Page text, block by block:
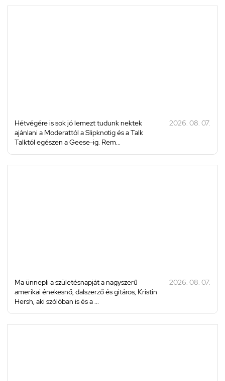
Hétvégére is sok jó lemezt tudunk nektek
ajánlani a Moderattól a Slipknotig és a Talk
Talktól egészen a Geese-ig. Rem...
2026. 08. 07.
Ma ünnepli a születésnapját a nagyszerű
amerikai énekesnő, dalszerző és gitáros, Kristin
Hersh, aki szólóban is és a ...
2026. 08. 07.